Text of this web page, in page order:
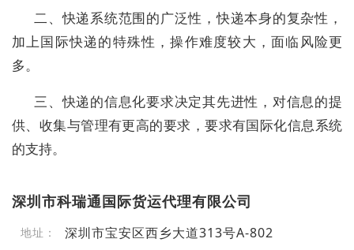
二、快递系统范围的广泛性，快递本身的复杂性，
加上国际快递的特殊性，操作难度较大，面临风险更
多。
三、快递的信息化要求决定其先进性，对信息的提
供、收集与管理有更高的要求，要求有国际化信息系统
的支持。
深圳市科瑞通国际货运代理有限公司
地址： 深圳市宝安区西乡大道313号A-802